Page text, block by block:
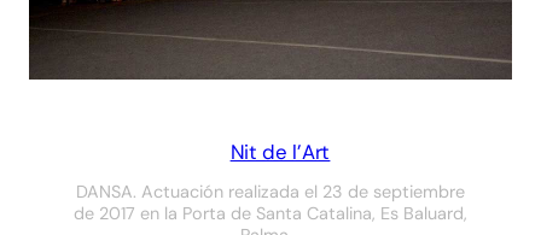
Nit de l’Art
DANSA. Actuación realizada el 23 de septiembre
de 2017 en la Porta de Santa Catalina, Es Baluard,